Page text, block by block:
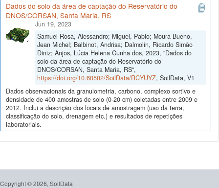
Dados do solo da área de captação do Reservatório do
DNOS/CORSAN, Santa Maria, RS
Jun 19, 2023
Samuel-Rosa, Alessandro; Miguel, Pablo; Moura-Bueno,
Jean Michel; Balbinot, Andrisa; Dalmolin, Ricardo Simão
Diniz; Anjos, Lúcia Helena Cunha dos, 2023, "Dados do
solo da área de captação do Reservatório do
DNOS/CORSAN, Santa Maria, RS",
https://doi.org/10.60502/SoilData/RCYUYZ, SoilData, V1
Dados observacionais da granulometria, carbono, complexo sortivo e
densidade de 400 amostras de solo (0-20 cm) coletadas entre 2009 e
2012. Inclui a descrição dos locais de amostragem (uso da terra,
classificação do solo, drenagem etc.) e resultados de repetições
laboratoriais.
Copyright © 2026, SoilData